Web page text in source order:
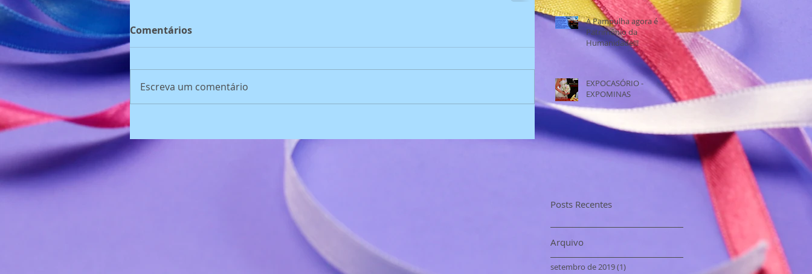
Comentários
Escreva um comentário
A Pampulha agora é
Patrimônio da
Humanidade!!!
EXPOCASÓRIO -
EXPOMINAS
Posts Recentes
Arquivo
setembro de 2019(1)